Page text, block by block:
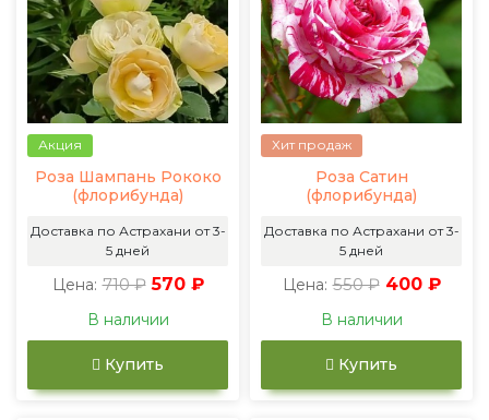
Акция
Роза Шампань Рококо
(флорибунда)
Доставка по Астрахани от 3-
5 дней
Цена: 710 ₽ 570 ₽
В наличии
Купить
Хит продаж
Роза Сатин
(флорибунда)
Доставка по Астрахани от 3-
5 дней
Цена: 550 ₽ 400 ₽
В наличии
Купить